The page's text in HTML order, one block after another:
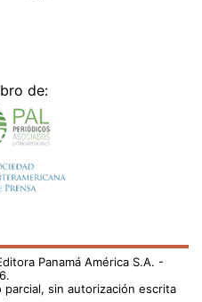
de:
Panamá América S.A. -
sin autorización escrita